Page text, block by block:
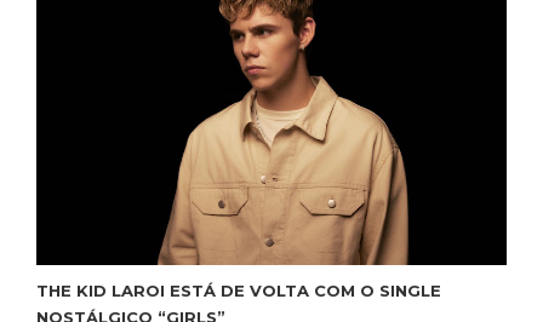
THE KID LAROI ESTÁ DE VOLTA COM O SINGLE
NOSTÁLGICO “GIRLS”